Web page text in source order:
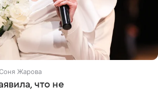
Соня Жарова
что не